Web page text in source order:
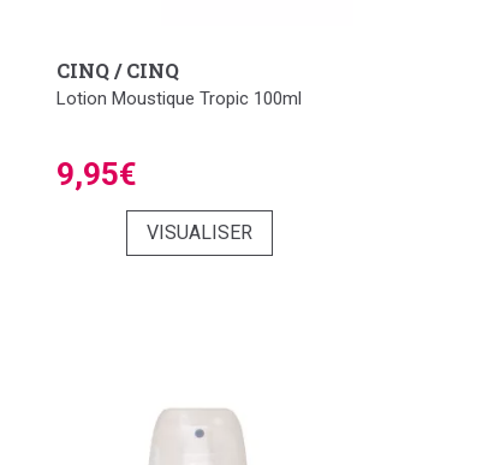
CINQ / CINQ
Lotion Moustique Tropic 100ml
9,95€
VISUALISER